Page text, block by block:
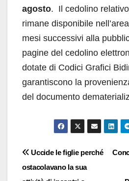
agosto. Il cedolino
rimane disponibile
mesi successivi alla
pagine del cedolino
dotate di Codici Grafici
garantiscono la
del documento
Navigazione
articoli
Uccide le figlie perché
ostacolavano la sua